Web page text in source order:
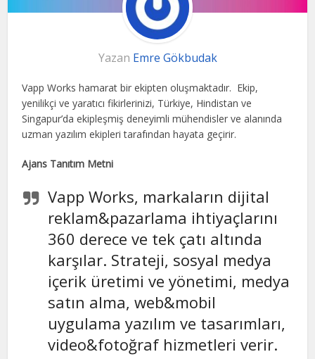
Yazan Emre Gökbudak
Vapp Works hamarat bir ekipten oluşmaktadır. Ekip,
yenilikçi ve yaratıcı fikirlerinizi, Türkiye, Hindistan ve
Singapur’da ekipleşmiş deneyimli mühendisler ve alanında
uzman yazılım ekipleri tarafından hayata geçirir.
Ajans Tanıtım Metni
Vapp Works, markaların dijital
reklam&pazarlama ihtiyaçlarını
360 derece ve tek çatı altında
karşılar. Strateji, sosyal medya
içerik üretimi ve yönetimi, medya
satın alma, web&mobil
uygulama yazılım ve tasarımları,
video&fotoğraf hizmetleri verir.